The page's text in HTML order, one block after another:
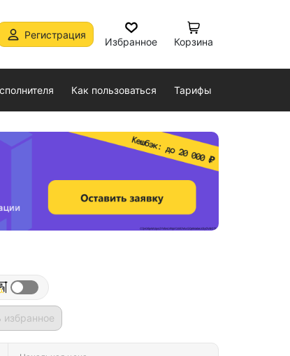
Регистрация
Избранное Корзина
Как пользоваться Тарифы
избранное